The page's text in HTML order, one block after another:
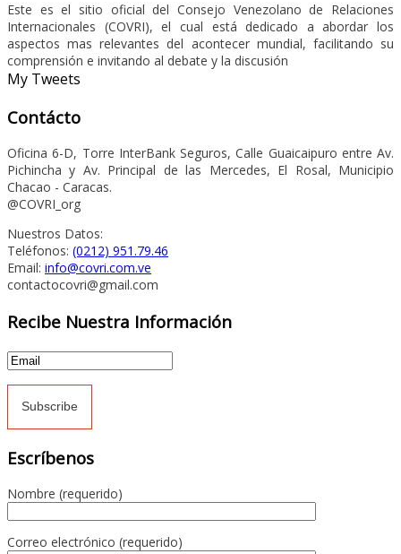
Este es el sitio oficial del Consejo Venezolano de Relaciones
Internacionales (COVRI), el cual está dedicado a abordar los
aspectos mas relevantes del acontecer mundial, facilitando su
comprensión e invitando al debate y la discusión
My Tweets
Contácto
Oficina 6-D, Torre InterBank Seguros, Calle Guaicaipuro entre Av.
Pichincha y Av. Principal de las Mercedes, El Rosal, Municipio
Chacao - Caracas.
@COVRI_org
Nuestros Datos:
Teléfonos: (0212) 951.79.46
Email: info@covri.com.ve
contactocovri@gmail.com
Recibe Nuestra Información
Escríbenos
Nombre (requerido)
Correo electrónico (requerido)